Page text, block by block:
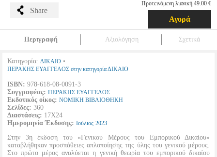
Share
Προτεινόμενη λιανική 49.00 €
Αγορά
Περιγραφή Αξιολόγηση Σχετικά
Κατηγορία: ΔΙΚΑΙΟ •
ΠΕΡΑΚΗΣ ΕΥΑΓΓΕΛΟΣ στην κατηγορία ΔΙΚΑΙΟ
ISBN: 978-618-08-0091-3
Συγγραφέας: ΠΕΡΑΚΗΣ ΕΥΑΓΓΕΛΟΣ
Εκδοτικός οίκος: ΝΟΜΙΚΗ ΒΙΒΛΙΟΘΗΚΗ
Σελίδες: 360
Διαστάσεις: 17Χ24
Ημερομηνία Έκδοσης: Ιούλιος 2023
Στην 3η έκδοση του «Γενικού Μέρους του Εμπορικού Δικαίου»
καταβλήθηκαν προσπάθειες απλοποίησης της ύλης του γενικού μέρους.
Στο πρώτο μέρος αναλύεται η γενική θεωρία του εμπορικού δικαίου